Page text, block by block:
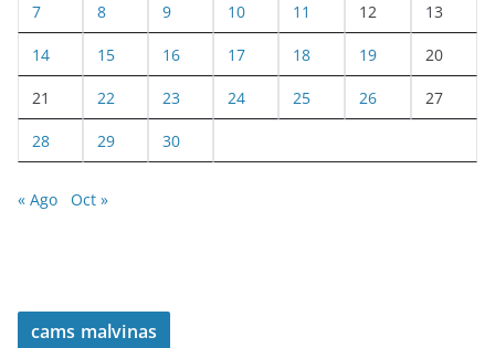
7 8 9 10 11 12 13
14 15 16 17 18 19 20
21 22 23 24 25 26 27
28 29 30
« Ago Oct »
cams malvinas